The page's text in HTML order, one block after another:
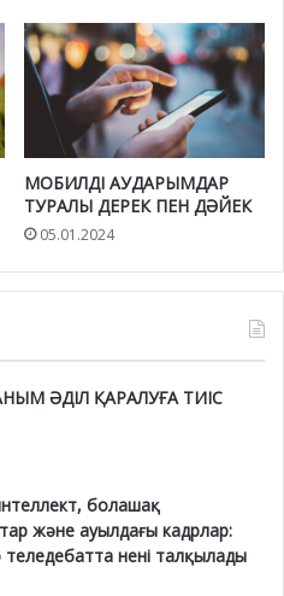
МОБИЛДІ АУДАРЫМДАР
ТУРАЛЫ ДЕРЕК ПЕН ДӘЙЕК
05.01.2024
ӘДІЛ ҚАРАЛУҒА ТИІС
болашақ
және ауылдағы кадрлар:
теледебатта нені талқылады